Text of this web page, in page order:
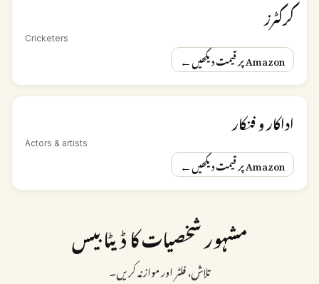
کرکٹرز
Cricketers
Amazon پر قیمت دیکھیں ←
اداکار و فنکار
Actors & artists
Amazon پر قیمت دیکھیں ←
مشہور شخصیات کا ڈیٹا بیس
تلاش، فلٹر اور موازنہ کریں۔